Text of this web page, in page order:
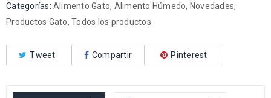
Categorías: Alimento Gato, Alimento Húmedo, Novedades,
Productos Gato, Todos los productos
Tweet Compartir Pinterest